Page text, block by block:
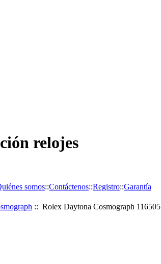
relojes
somos::Contáctenos::Registro::Garantía
:: Rolex Daytona Cosmograph 116505